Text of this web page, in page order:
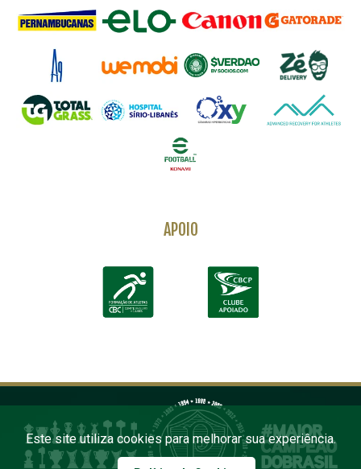
APOIO
Este site utiliza cookies para melhorar sua experiência.